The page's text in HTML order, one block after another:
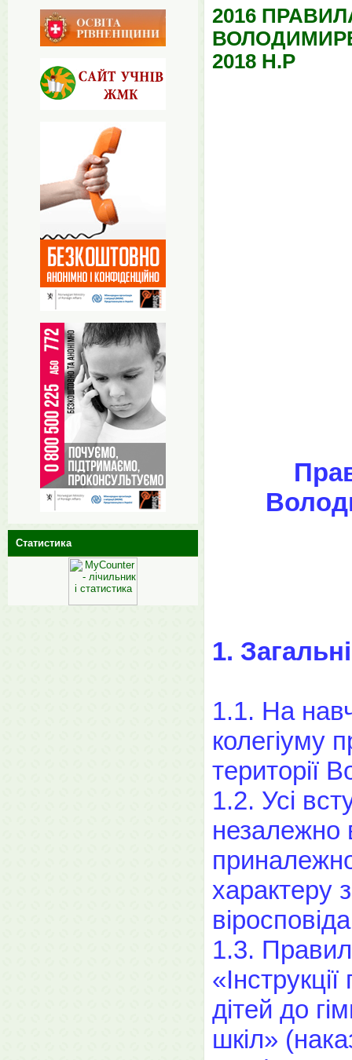
2016
2018 Н.Р
1.
1.1. На
колегіуму
території
1.2. Усі
незалежно
характеру
1.3.
дітей до
шкіл»
Статистика